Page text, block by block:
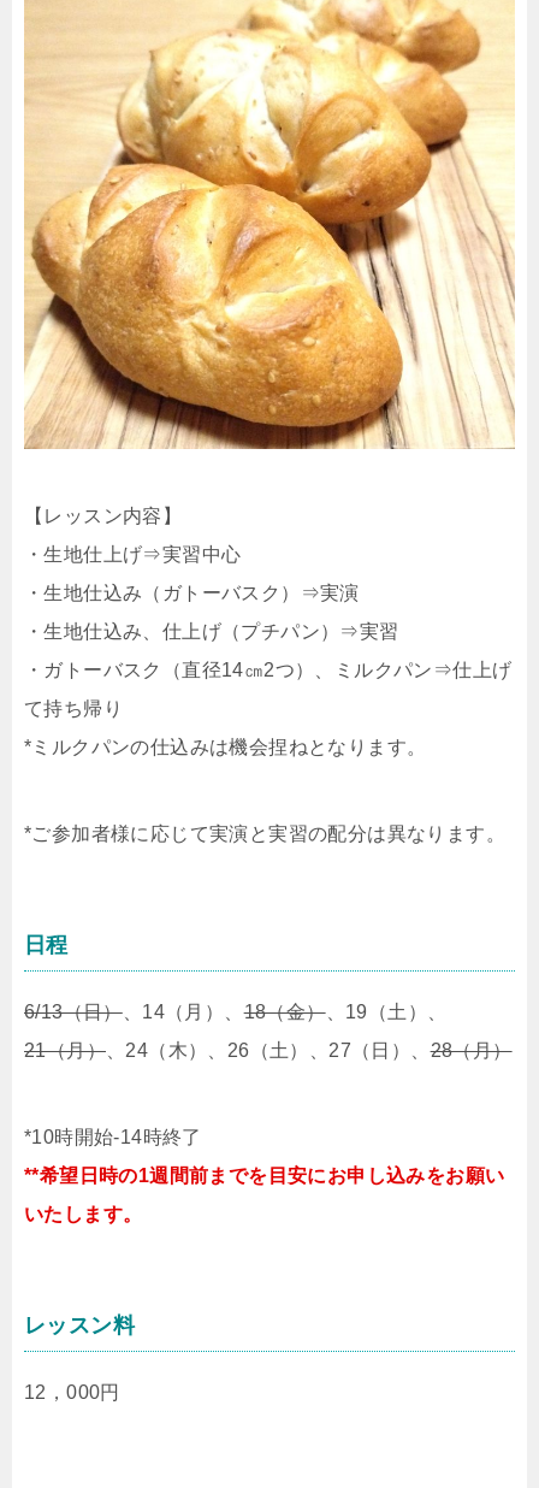
【レッスン内容】
・生地仕上げ⇒実習中心
・生地仕込み（ガトーバスク）⇒実演
・生地仕込み、仕上げ（プチパン）⇒実習
・ガトーバスク（直径14㎝2つ）、ミルクパン⇒仕上げ
て持ち帰り
*ミルクパンの仕込みは機会捏ねとなります。
*ご参加者様に応じて実演と実習の配分は異なります。
日程
6/13（日）、14（月）、18（金）、19（土）、
21（月） 、24（木）、26（土）、27（日）、28（月）
*10時開始-14時終了
**希望日時の1週間前までを目安にお申し込みをお願い
いたします。
レッスン料
12，000円